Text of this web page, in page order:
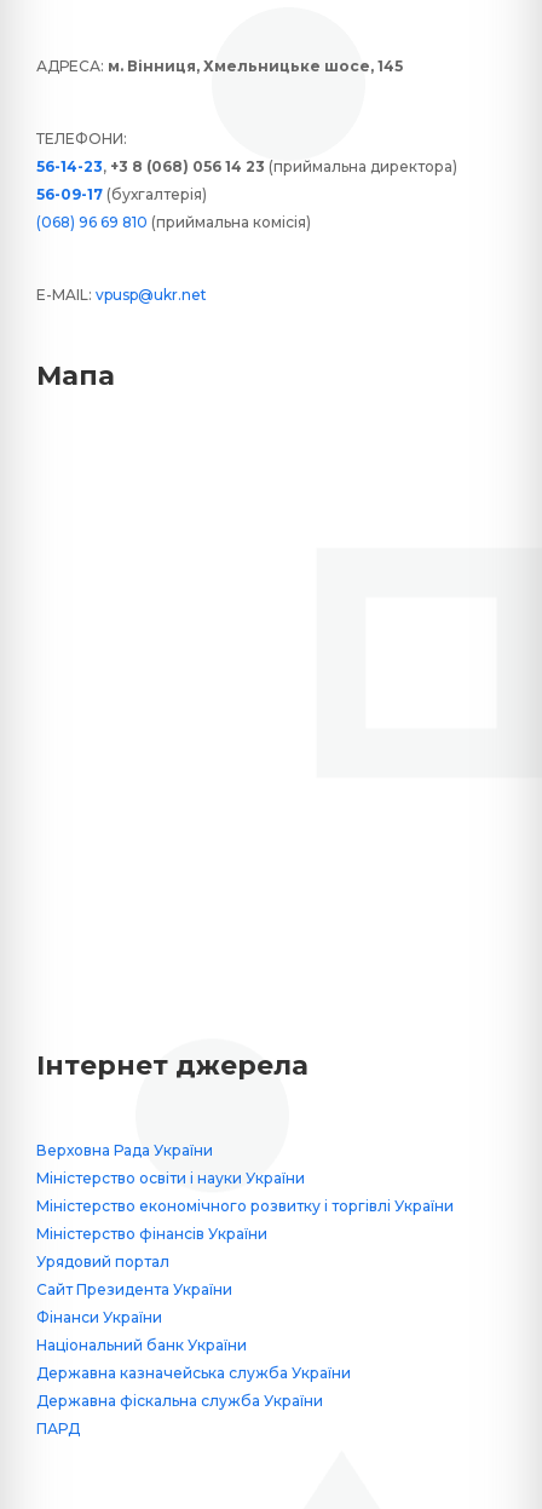
АДРЕСА: м. Вінниця, Хмельницьке шосе, 145
ТЕЛЕФОНИ:
56-14-23, +3 8 (068) 056 14 23 (приймальна директора)
56-09-17 (бухгалтерія)
(068) 96 69 810 (приймальна комісія)
E-MAIL: vpusp@ukr.net
Мапа
Інтернет джерела
Верховна Рада України
Міністерство освіти і науки України
Міністерство економічного розвитку і торгівлі України
Міністерство фінансів України
Урядовий портал
Сайт Президента України
Фінанси України
Національний банк України
Державна казначейська служба України
Державна фіскальна служба України
ПАРД